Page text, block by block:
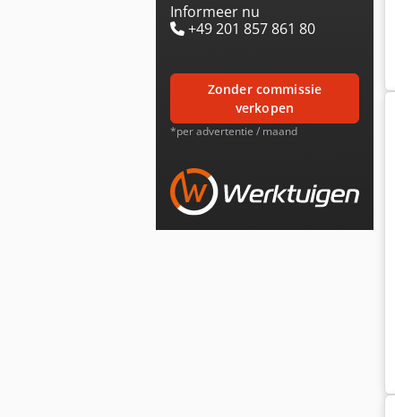
Informeer nu
+49 201 857 861 80
zonder commissie
verkopen
*per advertentie / maand